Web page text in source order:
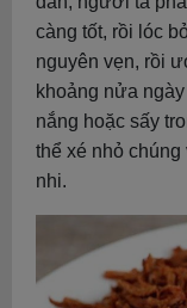
càng tốt, rồi lóc
nguyên vẹn, rồi
khoảng nửa
nắng hoặc sấy
thể xé nhỏ chúng
nhi.